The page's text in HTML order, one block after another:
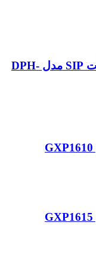
تلفن ویپ دی لینک D-Link اکانت SIP مدل DPH-